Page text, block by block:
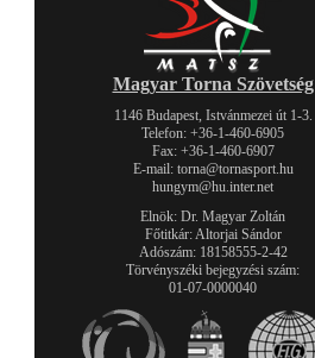
Magyar Torna Szövetség
1146 Budapest, Istvánmezei út 1-3.
Telefon: +36-1-460-6905
Fax: +36-1-460-6907
E-mail: torna@tornasport.hu
hungym@hu.inter.net
Elnök: Dr. Magyar Zoltán
Főtitkár: Altorjai Sándor
Adószám: 18158555-2-42
Törvényszéki bejegyzési szám:
01-07-0000040